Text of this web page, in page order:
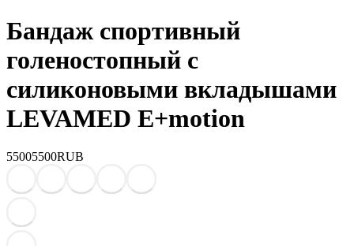
Бандаж спортивный
голеностопный с
силиконовыми вкладышами
LEVAMED E+motion
55005500RUB